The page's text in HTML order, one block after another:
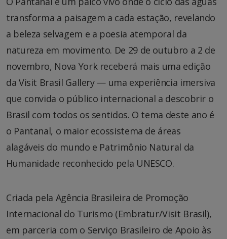
transforma a paisagem a cada estação, revelando
a beleza selvagem e a poesia atemporal da
natureza em movimento. De 29 de outubro a 2 de
novembro, Nova York receberá mais uma edição
da Visit Brasil Gallery — uma experiência imersiva
que convida o público internacional a descobrir o
Brasil com todos os sentidos. O tema deste ano é
o Pantanal, o maior ecossistema de áreas
alagáveis do mundo e Patrimônio Natural da
Humanidade reconhecido pela UNESCO.
Criada pela Agência Brasileira de Promoção
Internacional do Turismo (Embratur/Visit Brasil),
em parceria com o Serviço Brasileiro de Apoio às